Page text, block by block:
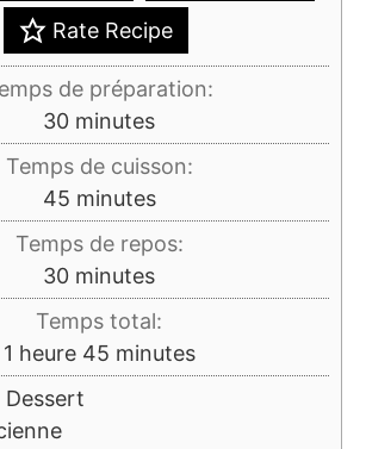
Rate Recipe
de préparation:
30minutes
minutes
Temps de cuisson:
45minutes
minutes
Temps de repos:
30minutes
minutes
Temps total:
1 heure
heure 45minutes
minutes
Dessert